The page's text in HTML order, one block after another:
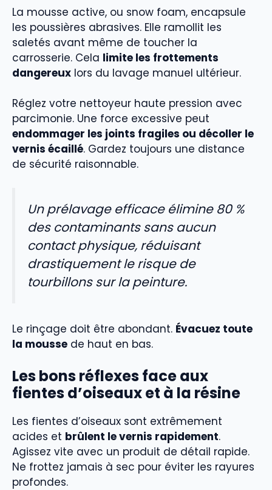
La mousse active, ou snow foam, encapsule
les poussières abrasives. Elle ramollit les
saletés avant même de toucher la
carrosserie. Cela limite les frottements
dangereux lors du lavage manuel ultérieur.
Réglez votre nettoyeur haute pression avec
parcimonie. Une force excessive peut
endommager les joints fragiles ou décoller le
vernis écaillé. Gardez toujours une distance
de sécurité raisonnable.
Un prélavage efficace élimine 80 %
des contaminants sans aucun
contact physique, réduisant
drastiquement le risque de
tourbillons sur la peinture.
Le rinçage doit être abondant. Évacuez toute
la mousse de haut en bas.
Les bons réflexes face aux
fientes d’oiseaux et à la résine
Les fientes d’oiseaux sont extrêmement
acides et brûlent le vernis rapidement.
Agissez vite avec un produit de détail rapide.
Ne frottez jamais à sec pour éviter les rayures
profondes.